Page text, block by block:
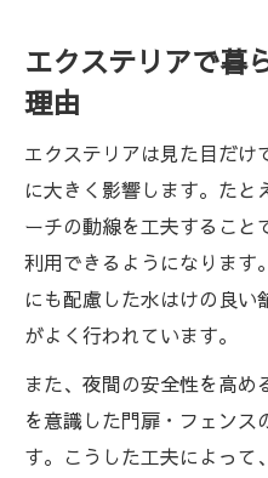
方法
エクステリアの
エクステリアで暮
理由
エクステリアは見た目だけ
に大きく影響します。たと
ーチの動線を工夫すること
利用できるようになります
にも配慮した水はけの良
がよく行われています。
また、夜間の安全性を高め
を意識した門扉・フェンス
す。こうした工夫によって